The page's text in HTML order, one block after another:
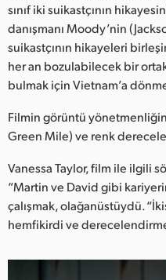
Mexico
Malaysia
Netherlands
New Zealand
Poland
Portugal
Singapore
sınıf iki suikastçının
danışmanı Moody’nin
suikastçının hikayeleri
her an bozulabilecek bir
bulmak için Vietnam’a
Filmin görüntü
Green Mile) ve renk
Vanessa Taylor, film ile ilgili
“Martin ve David gibi
çalışmak, olağanüstüydü.
hemfikirdi ve